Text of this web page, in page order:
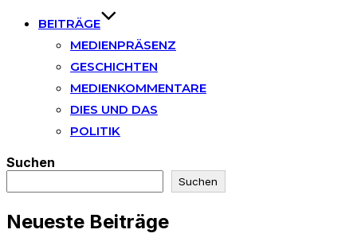
BEITRÄGE
MEDIENPRÄSENZ
GESCHICHTEN
MEDIENKOMMENTARE
DIES UND DAS
POLITIK
Suchen
Suchen
Neueste Beiträge